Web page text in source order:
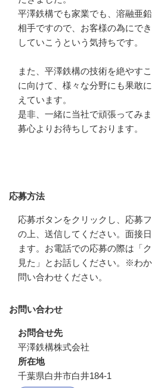
平澤鉄構でも家業でも、溶融亜
相手ですので、お客様の為にで
していこうという気持ちです。
また、平澤鉄構の技術を絶やす
に向けて、様々な分野にも果敢
えています。
是非、一緒に当社で頑張ってみ
募心よりお待ちしております。
応募方法
応募ボタンをクリックし、応募
の上、送信してください。面接
ます。お電話での応募の際は「
見た」とお話しください。※わ
問い合わせください。
お問い合わせ
お問合せ先
平澤鉄構株式会社
所在地
千葉県白井市白井184-1